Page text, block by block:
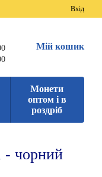
Вхід
Мій кошик
Монети
оптом і в
роздріб
- чорний